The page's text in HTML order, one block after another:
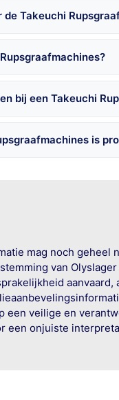
Takeuchi
bij een Takeuchi
is
mag noch geheel
van
een veilige en
een onjuiste